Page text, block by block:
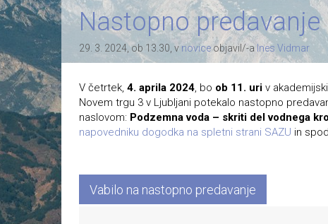
Nastopno
29. 3. 2024, ob 13.30, v novice objavil/-a Ines Vidmar
V četrtek, 4. aprila 2024, bo ob 11. uri v
Novem trgu 3 v Ljubljani potekalo nastopno
naslovom: Podzemna voda – skriti del vodnega
napovedniku dogodka na spletni strani SAZU in
Vabilo na nastopno predavanje